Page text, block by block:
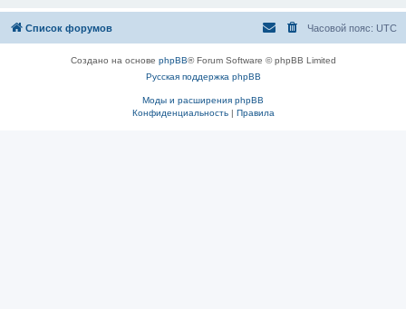
Список форумов Часовой пояс: UTC
Создано на основе phpBB® Forum Software © phpBB Limited
Русская поддержка phpBB
Моды и расширения phpBB
Конфиденциальность| Правила